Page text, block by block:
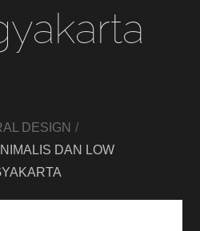
DESIGN
DAN LOW